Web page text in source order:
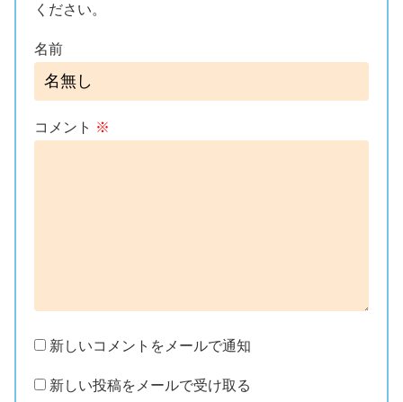
ください。
名前
コメント ※
新しいコメントをメールで通知
新しい投稿をメールで受け取る